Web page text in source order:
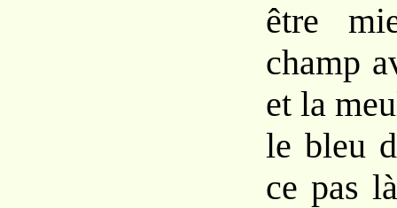
être
champ
et la
le bleu
ce pas